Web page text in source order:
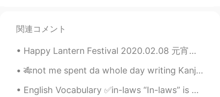
KR JP
귀신 나올까봐 무서워하는 것도 아니고 ㅋㅋ
KR JP
関連コメント
Happy Lantern Festival 2020.02.08 元宵节快乐 The Lantern Festival is the last day of the Chinese New ...
🎋not me spent da whole day writing Kanji-🙏🏼🤧 🎋mah fav part when learnin' Kanji is decomposin' th...
English Vocabulary ✅in-laws “In-laws” is a general term for anyone related to your husband or yo...